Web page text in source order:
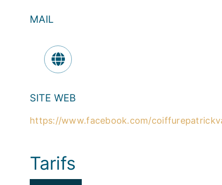
MAIL
SITE WEB
https://www.facebook.com/
Tarifs